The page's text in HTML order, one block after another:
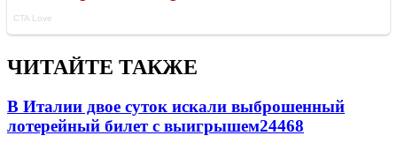
ЧИТАЙТЕ ТАКЖЕ
В Италии двое суток искали выброшенный
лотерейный билет с выигрышем24468